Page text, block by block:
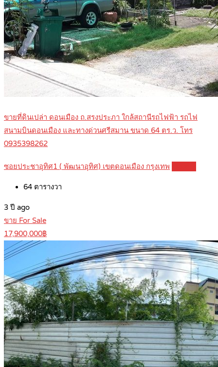
ขายที่ดินเปล่า ดอนเมือง ถ.สรงประภา ใกล้สถานีรถไฟฟ้า รถไฟ
สนามบินดอนเมือง และทางด่วนศรีสมาน ขนาด 64 ตร.ว. โทร
0935398262
ซอยประชาอุทิศ1 ( พัฒนาอุทิศ) เขตดอนเมือง กรุงเทพ
64 ตารางวา
3 ปี ago
ขาย For Sale
17,900,000฿